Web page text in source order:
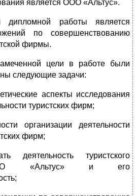
является ООО «Альтус».
дипломной работы является
по совершенствованию
фирмы.
цели в работе были
следующие задачи:
аспекты исследования
туристских фирм;
организации деятельности
фирм;
деятельность туристского
«Альтус» и его